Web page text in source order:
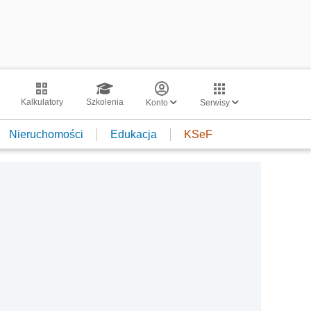
Kalkulatory Szkolenia Konto Serwisy
Nieruchomości Edukacja KSeF